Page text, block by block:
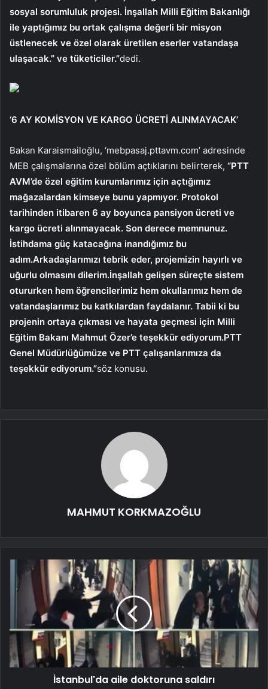
sosyal sorumluluk projesi. İnşallah Milli Eğitim Bakanlığı
ile yaptığımız bu ortak çalışma değerli bir misyon
üstlenecek ve özel olarak üretilen eserler vatandaşa
ulaşacak.” ve tüketiciler.”dedi.
‘6 AY KOMİSYON VE KARGO ÜCRETİ ALINMAYACAK’
Bakan Karaismailoğlu, ‘mebpasaj.pttavm.com’ adresinde
MEB çalışmalarına özel bölüm açtıklarını belirterek, “PTT
AVM’de özel eğitim kurumlarımız için açtığımız
mağazalardan kimseye bunu yapmıyor. Protokol
tarihinden itibaren 6 ay boyunca pansiyon ücreti ve
kargo ücreti alınmayacak. Son derece memnunuz.
İstihdama güç katacağına inandığımız bu
adım.Arkadaşlarımızı tebrik eder, projemizin hayırlı ve
uğurlu olmasını dilerim.İnşallah gelişen süreçte sistem
otururken hem öğrencilerimiz hem okullarımız hem de
vatandaşlarımız bu katkılardan faydalanır. Tabii ki bu
projenin ortaya çıkması ve hayata geçmesi için Milli
Eğitim Bakanı Mahmut Özer’e teşekkür ediyorum.PTT
Genel Müdürlüğümüze ve PTT çalışanlarımıza da
teşekkür ediyorum.”söz konusu.
MAHMUT KORKMAZOĞLU
İstanbul'da aile doktoruna saldırı